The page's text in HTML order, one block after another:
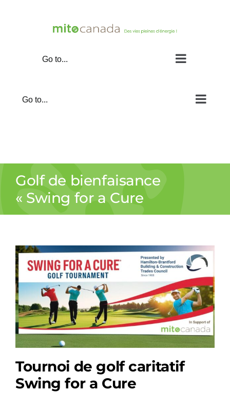
Go to...
Go to...
Golf de bienfaisance
« Swing for a Cure
Tournoi de golf caritatif
Swing for a Cure